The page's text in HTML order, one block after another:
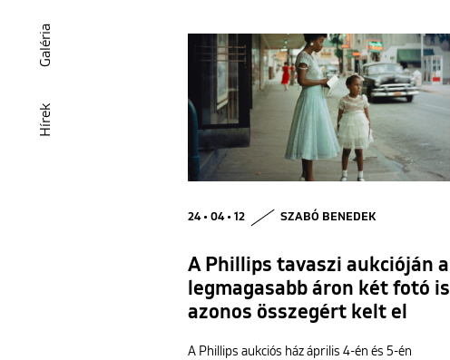
Hírek
Galéria
24 • 04 • 12 SZABÓ BENEDEK
A Phillips tavaszi aukcióján a
legmagasabb áron két fotó is
azonos összegért kelt el
A Phillips aukciós ház április 4-én és 5-én